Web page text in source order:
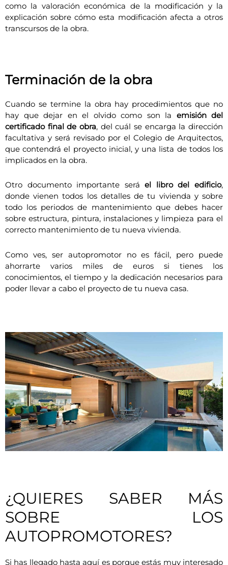
como la valoración económica de la modificación y la
explicación sobre cómo esta modificación afecta a otros
transcursos de la obra.
Terminación de la obra
Cuando se termine la obra hay procedimientos que no
hay que dejar en el olvido como son la emisión del
certificado final de obra, del cuál se encarga la dirección
facultativa y será revisado por el Colegio de Arquitectos,
que contendrá el proyecto inicial, y una lista de todos los
implicados en la obra.
Otro documento importante seráel libro del edificio,
donde vienen todos los detalles de tu vivienda y sobre
todo los periodos de mantenimiento que debes hacer
sobre estructura, pintura, instalaciones y limpieza para el
correcto mantenimiento de tu nueva vivienda.
Como ves, ser autopromotor no es fácil, pero puede
ahorrarte varios miles de euros si tienes los
conocimientos, el tiempo y la dedicación necesarios para
poder llevar a cabo el proyecto de tu nueva casa.
¿QUIERES SABER MÁS
SOBRE LOS
AUTOPROMOTORES?
Si has llegado hasta aquí es porque estás muy interesado